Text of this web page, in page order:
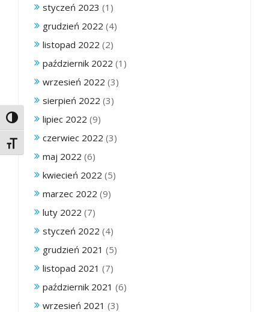
Toggle High Contrast
Toggle Font size
styczeń 2023 (1)
grudzień 2022 (4)
listopad 2022 (2)
październik 2022 (1)
wrzesień 2022 (3)
sierpień 2022 (3)
lipiec 2022 (9)
czerwiec 2022 (3)
maj 2022 (6)
kwiecień 2022 (5)
marzec 2022 (9)
luty 2022 (7)
styczeń 2022 (4)
grudzień 2021 (5)
listopad 2021 (7)
październik 2021 (6)
wrzesień 2021 (3)